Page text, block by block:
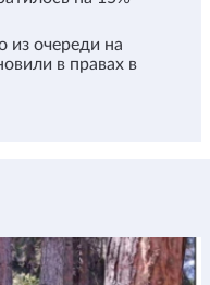
из очереди на
в правах в